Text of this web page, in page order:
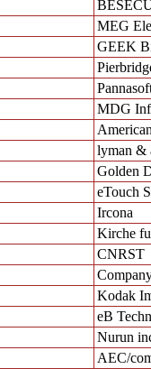
MEG
GEEK
MDG
lyman &
Golden
eTouch
Ircona
Kirche
CNRST
Kodak
eB
Nurun
AEC/